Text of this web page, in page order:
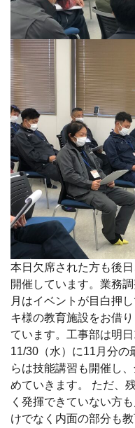
本日欠席された方も後
開催しています。業務
月はイベントが目白押
キ様の教育施設をお借
ています。工事部は明
11/30（水）に11月分の
らは技能講習も開催し
めていきます。 ただ、
く発揮できていない方
けでなく内面の部分も